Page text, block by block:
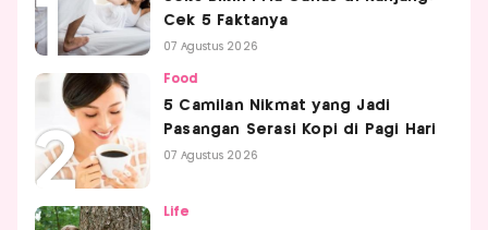
Cek 5 Faktanya
07 Agustus 2026
Food
5 Camilan Nikmat yang Jadi
Pasangan Serasi Kopi di Pagi Hari
07 Agustus 2026
Life